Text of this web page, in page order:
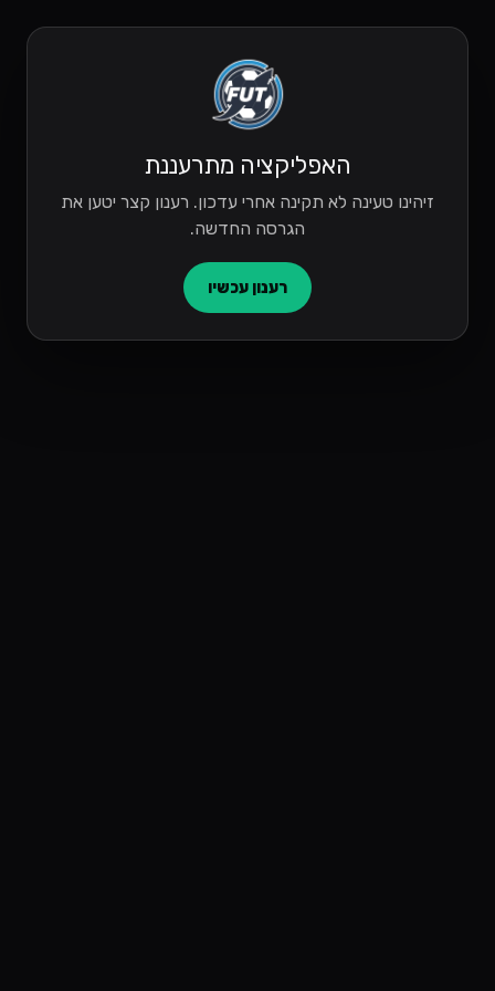
האפליקציה מתרעננת
זיהינו טעינה לא תקינה אחרי עדכון. רענון קצר יטען את
הגרסה החדשה.
רענון עכשיו